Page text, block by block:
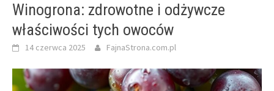
Winogrona: zdrowotne i odżywcze
właściwości tych owoców
14 czerwca 2025 FajnaStrona.com.pl